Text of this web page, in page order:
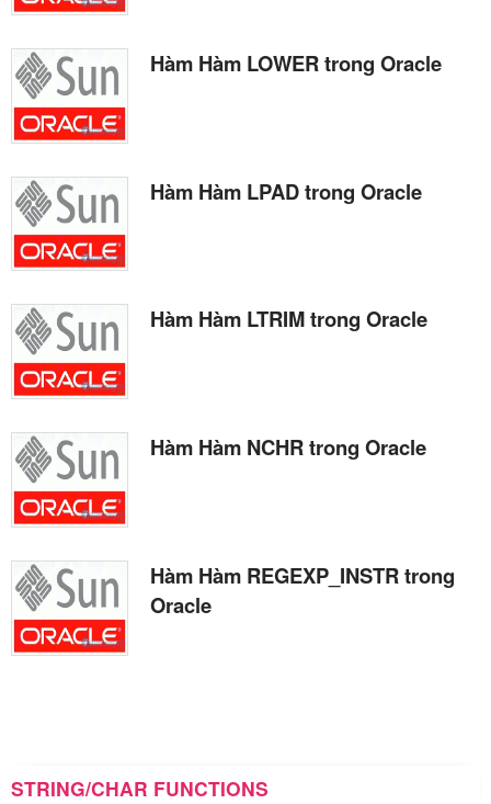
Hàm Hàm LOWER trong Oracle
Hàm Hàm LPAD trong Oracle
Hàm Hàm LTRIM trong Oracle
Hàm Hàm NCHR trong Oracle
Hàm Hàm REGEXP_INSTR trong
Oracle
STRING/CHAR FUNCTIONS